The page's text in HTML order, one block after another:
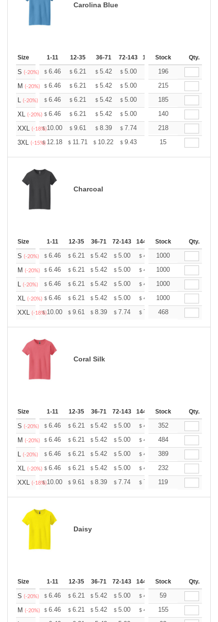
Carolina Blue
Size 1-11 12-35 36-71 72-143 144-287 288 + More
Stock Qty.
S (-20%) $ 6.46 $ 6.21 $ 5.42 $ 5.00 4.75196
M (-20%) $ 6.46 $ 6.21 $ 5.42 $ 5.00 4.75215
L (-20%) $ 6.46 $ 6.21 $ 5.42 $ 5.00 4.75185
XL (-20%) $ 6.46 $ 6.21 $ 5.42 $ 5.00 4.75140
XXL (-18%)
$10.00 $ 9.61 $ 8.39 $ 7.74 7.35218
3XL (-15%)
$ 12.18 $ 11.71 $ 10.22 $ 9.43 8.9615
Charcoal
Size 1-11 12-35 36-71 72-143 144-287 288 + More
Stock Qty.
S (-20%) $ 6.46 $ 6.21 $ 5.42 $ 5.00 $ 4.75 $4.67
1000
M (-20%) $ 6.46 $ 6.21 $ 5.42 $ 5.00 $ 4.75 $4.67
1000
L (-20%) $ 6.46 $ 6.21 $ 5.42 $ 5.00 $ 4.75 $4.67
1000
XL (-20%) $ 6.46 $ 6.21 $ 5.42 $ 5.00 $ 4.75 $4.67
1000
XXL (-18%)
$10.00 $ 9.61 $ 8.39 $ 7.74 $ 7.35 $
468
Coral Silk
Size 1-11 12-35 36-71 72-143 144-287 288 + More
Stock Qty.
S (-20%) $ 6.46 $ 6.21 $ 5.42 $ 5.00 $ 4.75 $
352
M (-20%) $ 6.46 $ 6.21 $ 5.42 $ 5.00 $ 4.75 $
484
L (-20%) $ 6.46 $ 6.21 $ 5.42 $ 5.00 $ 4.75 $
389
XL (-20%) $ 6.46 $ 6.21 $ 5.42 $ 5.00 $ 4.75 $
232
XXL (-18%)
$10.00 $ 9.61 $ 8.39 $ 7.74 $ 7.35 $
119
Daisy
Size 1-11 12-35 36-71 72-143 144-287 288 + More
Stock Qty.
S (-20%) $ 6.46 $ 6.21 $ 5.42 $ 5.00 $ 4.75 $
59
M (-20%) $ 6.46 $ 6.21 $ 5.42 $ 5.00 $ 4.75 $
155